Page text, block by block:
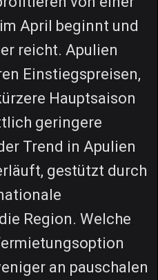
April beginnt und
reicht. Apulien
Einstiegspreisen,
Hauptsaison
geringere
Trend in Apulien
gestützt durch
Region. Welche
an pauschalen